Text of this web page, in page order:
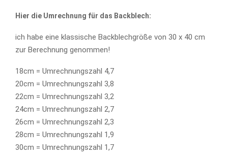
Hier die Umrechnung für das Backblech:
ich habe eine klassische Backblechgröße von 30 x 40 cm
zur Berechnung genommen!
18cm = Umrechnungszahl 4,7
20cm = Umrechnungszahl 3,8
22cm = Umrechnungszahl 3,2
24cm = Umrechnungszahl 2,7
26cm = Umrechnungszahl 2,3
28cm = Umrechnungszahl 1,9
30cm = Umrechnungszahl 1,7